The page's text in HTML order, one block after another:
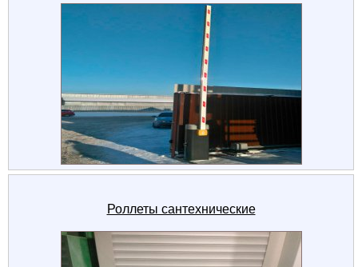
Роллеты сантехнические